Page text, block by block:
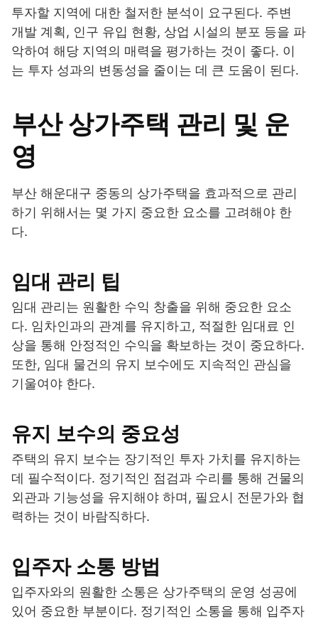
투자할 지역에 대한 철저한 분석이 요구된다. 주변
개발 계획, 인구 유입 현황, 상업 시설의 분포 등을 파
악하여 해당 지역의 매력을 평가하는 것이 좋다. 이
는 투자 성과의 변동성을 줄이는 데 큰 도움이 된다.
부산 상가주택 관리 및 운
영
부산 해운대구 중동의 상가주택을 효과적으로 관리
하기 위해서는 몇 가지 중요한 요소를 고려해야 한
다.
임대 관리 팁
임대 관리는 원활한 수익 창출을 위해 중요한 요소
다. 임차인과의 관계를 유지하고, 적절한 임대료 인
상을 통해 안정적인 수익을 확보하는 것이 중요하다.
또한, 임대 물건의 유지 보수에도 지속적인 관심을
기울여야 한다.
유지 보수의 중요성
주택의 유지 보수는 장기적인 투자 가치를 유지하는
데 필수적이다. 정기적인 점검과 수리를 통해 건물의
외관과 기능성을 유지해야 하며, 필요시 전문가와 협
력하는 것이 바람직하다.
입주자 소통 방법
입주자와의 원활한 소통은 상가주택의 운영 성공에
있어 중요한 부분이다. 정기적인 소통을 통해 입주자